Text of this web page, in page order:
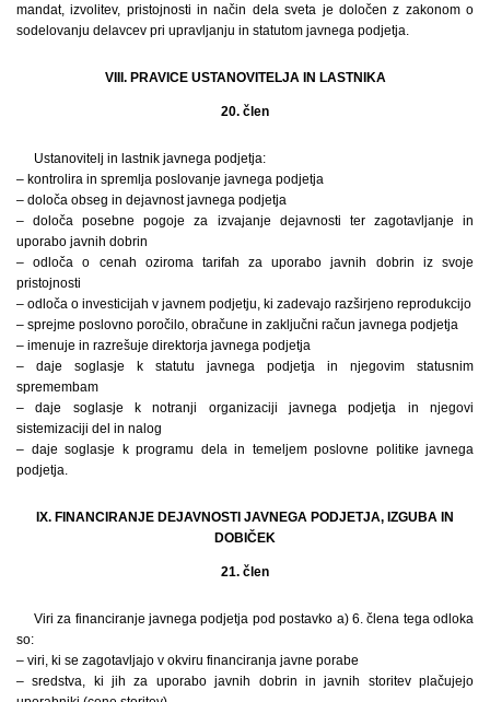
mandat, izvolitev, pristojnosti in način dela sveta je določen z zakonom o
sodelovanju delavcev pri upravljanju in statutom javnega podjetja.
VIII. PRAVICE USTANOVITELJA IN LASTNIKA
20. člen
Ustanovitelj in lastnik javnega podjetja:
– kontrolira in spremlja poslovanje javnega podjetja
– določa obseg in dejavnost javnega podjetja
– določa posebne pogoje za izvajanje dejavnosti ter zagotavljanje in
uporabo javnih dobrin
– odloča o cenah oziroma tarifah za uporabo javnih dobrin iz svoje
pristojnosti
– odloča o investicijah v javnem podjetju, ki zadevajo razširjeno reprodukcijo
– sprejme poslovno poročilo, obračune in zaključni račun javnega podjetja
– imenuje in razrešuje direktorja javnega podjetja
– daje soglasje k statutu javnega podjetja in njegovim statusnim
spremembam
– daje soglasje k notranji organizaciji javnega podjetja in njegovi
sistemizaciji del in nalog
– daje soglasje k programu dela in temeljem poslovne politike javnega
podjetja.
IX. FINANCIRANJE DEJAVNOSTI JAVNEGA PODJETJA, IZGUBA IN
DOBIČEK
21. člen
Viri za financiranje javnega podjetja pod postavko a) 6. člena tega odloka
so:
– viri, ki se zagotavljajo v okviru financiranja javne porabe
– sredstva, ki jih za uporabo javnih dobrin in javnih storitev plačujejo